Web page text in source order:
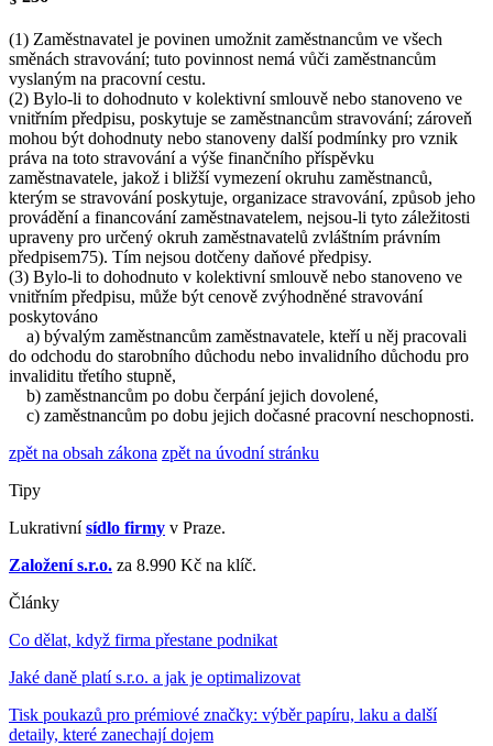
(1) Zaměstnavatel je povinen umožnit zaměstnancům ve všech
směnách stravování; tuto povinnost nemá vůči zaměstnancům
vyslaným na pracovní cestu.
(2) Bylo-li to dohodnuto v kolektivní smlouvě nebo stanoveno ve
vnitřním předpisu, poskytuje se zaměstnancům stravování; zároveň
mohou být dohodnuty nebo stanoveny další podmínky pro vznik
práva na toto stravování a výše finančního příspěvku
zaměstnavatele, jakož i bližší vymezení okruhu zaměstnanců,
kterým se stravování poskytuje, organizace stravování, způsob jeho
provádění a financování zaměstnavatelem, nejsou-li tyto záležitosti
upraveny pro určený okruh zaměstnavatelů zvláštním právním
předpisem75). Tím nejsou dotčeny daňové předpisy.
(3) Bylo-li to dohodnuto v kolektivní smlouvě nebo stanoveno ve
vnitřním předpisu, může být cenově zvýhodněné stravování
poskytováno
a) bývalým zaměstnancům zaměstnavatele, kteří u něj pracovali
do odchodu do starobního důchodu nebo invalidního důchodu pro
invaliditu třetího stupně,
b) zaměstnancům po dobu čerpání jejich dovolené,
c) zaměstnancům po dobu jejich dočasné pracovní neschopnosti.
zpět na obsah zákona zpět na úvodní stránku
Tipy
Lukrativnísídlo firmy v Praze.
Založení s.r.o. za 8.990 Kč na klíč.
Články
Co dělat, když firma přestane podnikat
Jaké daně platí s.r.o. a jak je optimalizovat
Tisk poukazů pro prémiové značky: výběr papíru, laku a další
detaily, které zanechají dojem